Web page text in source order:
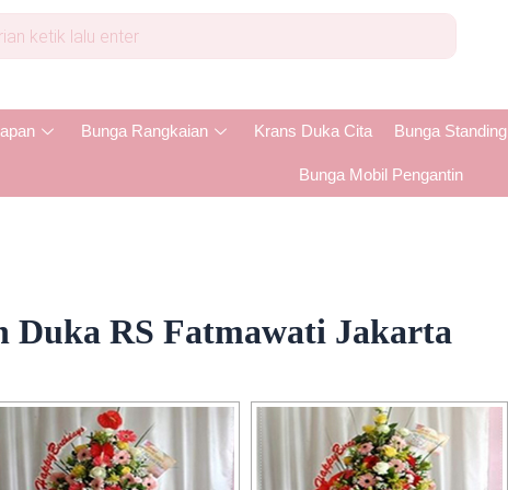
Bunga Rangkaian Krans Duka Cita Bunga Standing
Bunga Mobil Pengantin
Duka RS Fatmawati Jakarta